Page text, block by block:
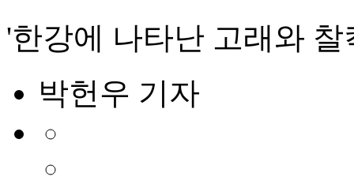
'한강에 나타난 고래와
박헌우 기자